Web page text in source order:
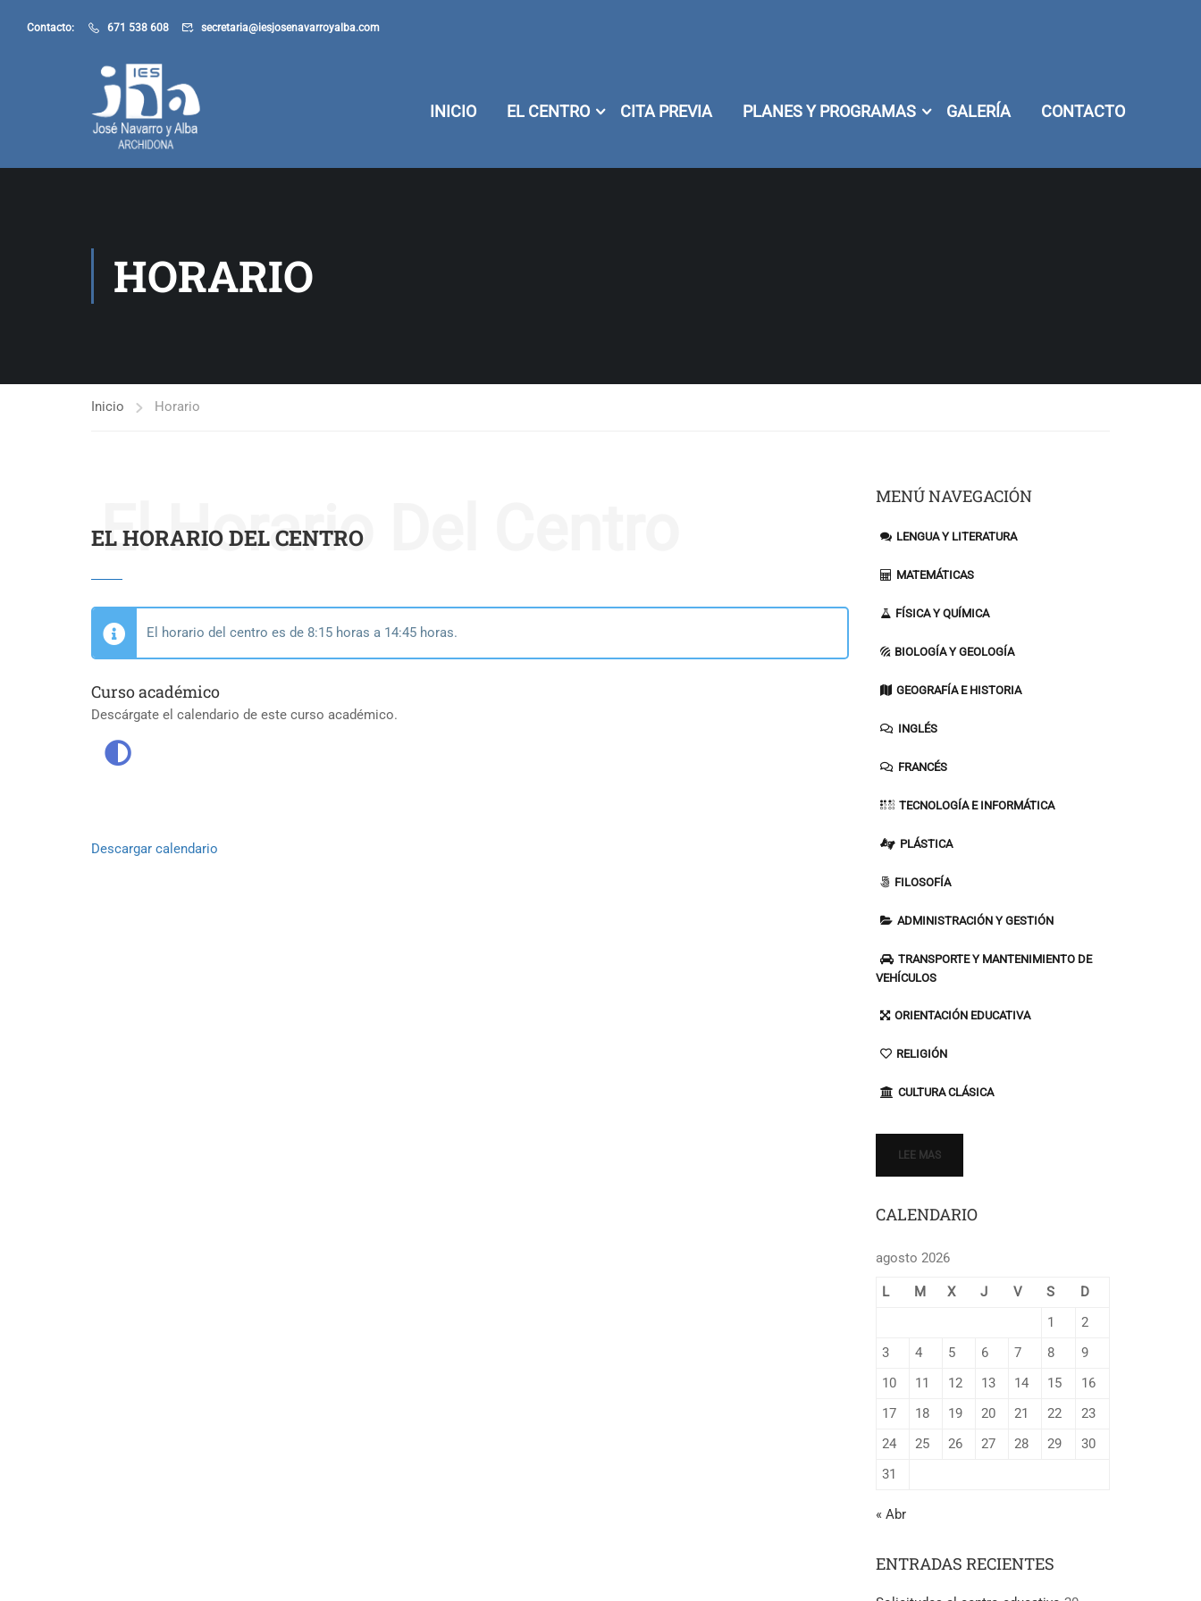
Contacto: 671 538 608 secretaria@iesjosenavarroyalba.com
INICIO EL CENTRO CITA PREVIA PLANES Y PROGRAMAS GALERÍA CONTACTO
HORARIO
Inicio Horario
EL HORARIO DEL CENTRO
El Horario Del Centro
El horario del centro es de 8:15 horas a 14:45 horas.
Curso académico
Descárgate el calendario de este curso académico.
Descargar calendario
MENÚ NAVEGACIÓN
LENGUA Y LITERATURA
MATEMÁTICAS
FÍSICA Y QUÍMICA
BIOLOGÍA Y GEOLOGÍA
GEOGRAFÍA E HISTORIA
INGLÉS
FRANCÉS
TECNOLOGÍA E INFORMÁTICA
PLÁSTICA
FILOSOFÍA
ADMINISTRACIÓN Y GESTIÓN
TRANSPORTE Y MANTENIMIENTO DE
VEHÍCULOS
ORIENTACIÓN EDUCATIVA
RELIGIÓN
CULTURA CLÁSICA
LEE MAS
CALENDARIO
agosto 2026
L M X J V S
D
1
2
3
4 5 6 7 8
9
10
11 12 13 14 15
16
17
18 19 20 21 22
23
24
25 26 27 28 29
30
31
« Abr
ENTRADAS RECIENTES